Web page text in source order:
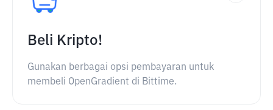
Beli Kripto!
Gunakan berbagai opsi pembayaran untuk
membeli OpenGradient di Bittime.